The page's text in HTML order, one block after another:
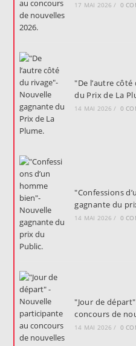
17 MAI 2026 / 0
"De l’autre
du Prix de La
14 MAI 2026 / 0
"Confessions
gagnante du
14 MAI 2026 / 0
"Jour de
concours de
14 MAI 2026 / 0